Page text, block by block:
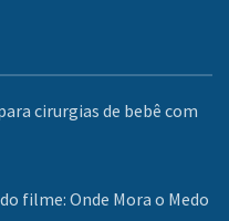
cirurgias de bebê com
filme: Onde Mora o Medo